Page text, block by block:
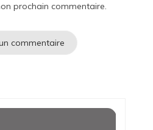
prochain commentaire.